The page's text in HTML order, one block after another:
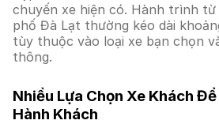
chuyến xe hiện có. Hành trình
phố Đà Lạt thường kéo dài
tùy thuộc vào loại xe bạn chọn
thông.
Nhiều Lựa Chọn Xe Khách
Hành Khách